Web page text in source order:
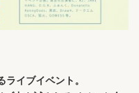
イブイベント。